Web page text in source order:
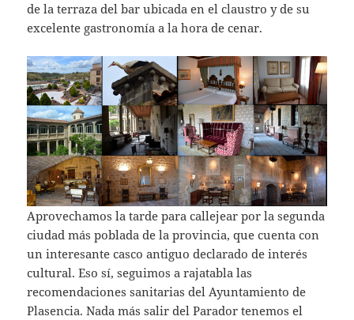
de la terraza del bar ubicada en el claustro y de su
excelente gastronomía a la hora de cenar.
Aprovechamos la tarde para callejear por la segunda
ciudad más poblada de la provincia, que cuenta con
un interesante casco antiguo declarado de interés
cultural. Eso sí, seguimos a rajatabla las
recomendaciones sanitarias del Ayuntamiento de
Plasencia. Nada más salir del Parador tenemos el